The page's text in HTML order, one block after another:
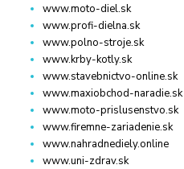
www.moto-diel.sk
www.profi-dielna.sk
www.polno-stroje.sk
www.krby-kotly.sk
www.stavebnictvo-online.sk
www.maxiobchod-naradie.sk
www.moto-prislusenstvo.sk
www.firemne-zariadenie.sk
www.nahradnediely.online
www.uni-zdrav.sk